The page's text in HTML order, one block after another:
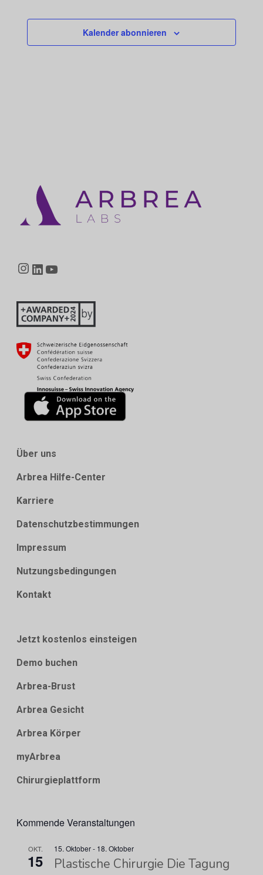
Kalender abonnieren
Instagram
LinkedIn
Über uns
Arbrea Hilfe-Center
Karriere
Datenschutzbestimmungen
Impressum
Nutzungsbedingungen
Kontakt
Jetzt kostenlos einsteigen
Demo buchen
Arbrea-Brust
Arbrea Gesicht
Arbrea Körper
myArbrea
Chirurgieplattform
Kommende Veranstaltungen
OKT.
15
15. Oktober- 18. Oktober
Plastische Chirurgie Die Tagung